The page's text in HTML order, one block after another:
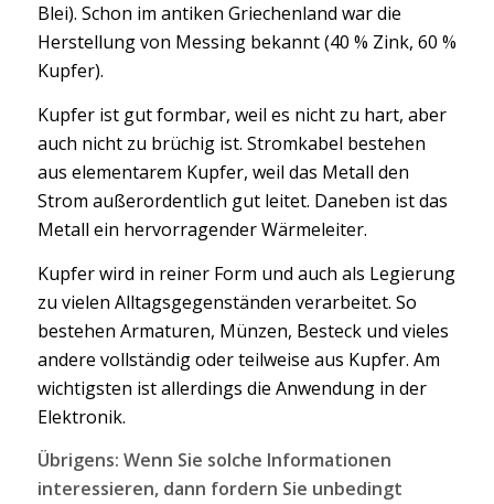
Blei). Schon im antiken Griechenland war die
Herstellung von Messing bekannt (40 % Zink, 60 %
Kupfer).
Kupfer ist gut formbar, weil es nicht zu hart, aber
auch nicht zu brüchig ist. Stromkabel bestehen
aus elementarem Kupfer, weil das Metall den
Strom außerordentlich gut leitet. Daneben ist das
Metall ein hervorragender Wärmeleiter.
Kupfer wird in reiner Form und auch als Legierung
zu vielen Alltagsgegenständen verarbeitet. So
bestehen Armaturen, Münzen, Besteck und vieles
andere vollständig oder teilweise aus Kupfer. Am
wichtigsten ist allerdings die Anwendung in der
Elektronik.
Übrigens: Wenn Sie solche Informationen
interessieren, dann fordern Sie unbedingt